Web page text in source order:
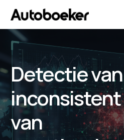
Detectie van
van
AI